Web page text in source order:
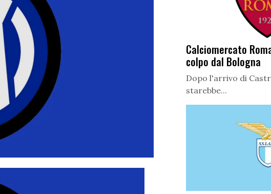
Calciomercato
colpo dal Bologna
Dopo l'arrivo di
starebbe...